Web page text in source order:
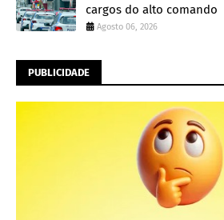
cargos do alto comando
Agosto 06, 2026
PUBLICIDADE